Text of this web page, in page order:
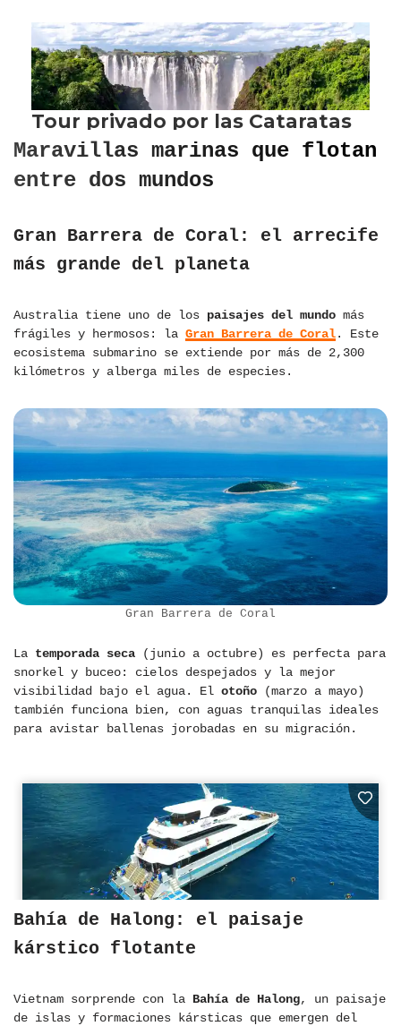
Maravillas marinas que flotan
entre dos mundos
Gran Barrera de Coral: el arrecife
más grande del planeta
Australia tiene uno de los paisajes del mundo más
frágiles y hermosos: la Gran Barrera de Coral. Este
ecosistema submarino se extiende por más de 2,300
kilómetros y alberga miles de especies.
Gran Barrera de Coral
La temporada seca (junio a octubre) es perfecta para
snorkel y buceo: cielos despejados y la mejor
visibilidad bajo el agua. El otoño (marzo a mayo)
también funciona bien, con aguas tranquilas ideales
para avistar ballenas jorobadas en su migración.
Bahía de Halong: el paisaje
kárstico flotante
Vietnam sorprende con la Bahía de Halong, un paisaje
de islas y formaciones kársticas que emergen del